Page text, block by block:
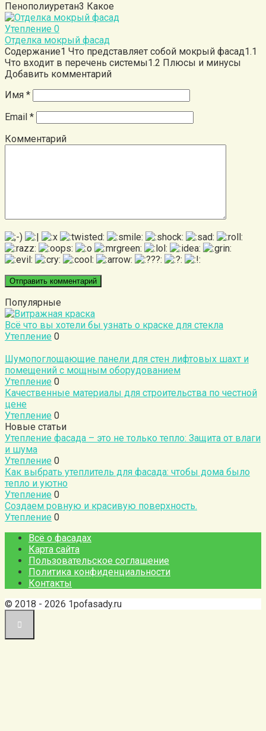
Пенополиуретан3 Какое
Утепление 0
Отделка мокрый фасад
Содержание1 Что представляет собой мокрый фасад1.1
Что входит в перечень системы1.2 Плюсы и минусы
Добавить комментарий
Имя *
Email *
Комментарий
Популярные
Всё что вы хотели бы узнать о краске для стекла
Утепление 0
Шумопоглощающие панели для стен лифтовых шахт и
помещений с мощным оборудованием
Утепление 0
Качественные материалы для строительства по честной
цене
Утепление 0
Новые статьи
Утепление фасада – это не только тепло: Защита от влаги
и шума
Утепление 0
Как выбрать утеплитель для фасада: чтобы дома было
тепло и уютно
Утепление 0
Создаем ровную и красивую поверхность.
Утепление 0
Всё о фасадах
Карта сайта
Пользовательское соглашение
Политика конфиденциальности
Контакты
© 2018 - 2026 1pofasady.ru